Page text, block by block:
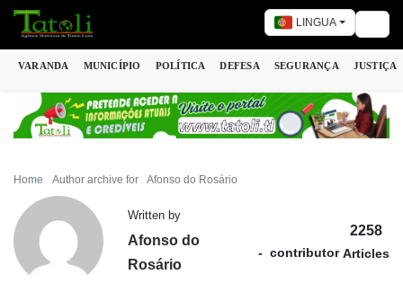
LINGUA
VARANDA MUNICÍPIO POLÍTICA DEFESA SEGURANÇA JUSTIÇA
Home Author archive for Afonso do Rosário
Written by
Afonso do
Rosário
- contributor
2258
Articles